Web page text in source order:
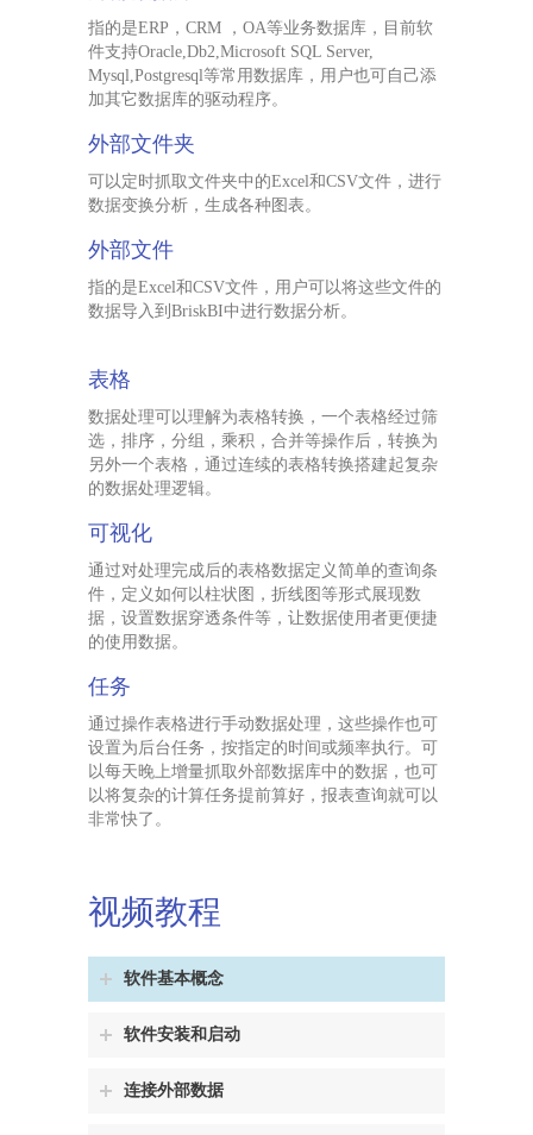
指的是ERP，CRM ，OA等业务数据库，目前软
件支持Oracle,Db2,Microsoft SQL Server,
Mysql,Postgresql等常用数据库，用户也可自己添
加其它数据库的驱动程序。
外部文件夹
可以定时抓取文件夹中的Excel和CSV文件，进行
数据变换分析，生成各种图表。
外部文件
指的是Excel和CSV文件，用户可以将这些文件的
数据导入到BriskBI中进行数据分析。
表格
数据处理可以理解为表格转换，一个表格经过筛
选，排序，分组，乘积，合并等操作后，转换为
另外一个表格，通过连续的表格转换搭建起复杂
的数据处理逻辑。
可视化
通过对处理完成后的表格数据定义简单的查询条
件，定义如何以柱状图，折线图等形式展现数
据，设置数据穿透条件等，让数据使用者更便捷
的使用数据。
任务
通过操作表格进行手动数据处理，这些操作也可
设置为后台任务，按指定的时间或频率执行。可
以每天晚上增量抓取外部数据库中的数据，也可
以将复杂的计算任务提前算好，报表查询就可以
非常快了。
视频教程
软件基本概念
软件安装和启动
连接外部数据